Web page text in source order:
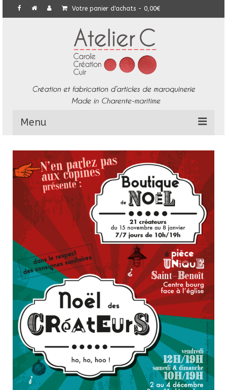
Votre panier d'achats - 0,00€
Menu
L’Atelier
Collection
Commandes particulières
E-Boutique
Pour acheter
Contact